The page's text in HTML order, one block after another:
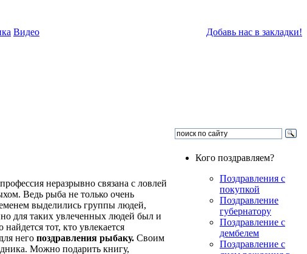
Видео
Добавь нас в закладки!
неразрывно связана с ловлей
Ведь рыба не только очень
выделились группы людей,
для таких увлеченных людей был и
тот, кто увлекается
него поздравления рыбаку. Своим
Можно подарить книгу,
Кого поздравляем?
Поздравления с
покупкой
Поздравление
губернатору
Поздравление с
дембелем
Поздравление с